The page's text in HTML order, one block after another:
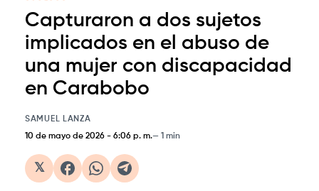
Capturaron a dos sujetos
implicados en el abuso de
una mujer con discapacidad
en Carabobo
SAMUEL LANZA
10 de mayo de 2026 - 6:06 p. m. 1 min
𝕏